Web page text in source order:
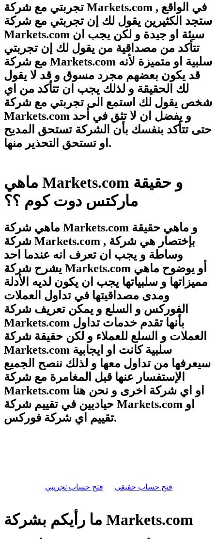
تجربتي مع شركة Markets.com , في الواقع
ستجد الكثيرين يقول لك إن تجربتي مع شركة
Markets.com سيئة او جيدة و لكن يجب ان
تتأكد من مصداقية من يقول لك إن تجربتي
مع شركة Markets.com سلبية او متميزة لأنه
قد يكون بعضهم مجرد مسوق و قد لا يقول
لك الحقيقة و لذلك يجب ان تتأكد من اي
شخص يقول لك استمع الى تجربتي مع شركة
Markets.com و يفضل ان لا تثق في أحد
حتى تتأكد بنفسك بأن الشركة تستحق المديح
او تستحق التحذير منها.
ماهي Markets.com و حقيقة
ماركتس دوت كوم ؟؟
ماهي شركة Markets.com و ماهي حقيقة
شركة Markets.com , بإختصار هي شركة
وساطة و يجب ان تعرف انه عندما احد
يشرح شركة Markets.com أو يوضوح ماهي
مميزاتها و سلبياتها يجب ان يكون لديه الأدلة
ومدى مصداقيتها في تداول العملات
الفوركس و السلع و يمكن تعريف شركة
Markets.com بأنها تقدم خدمات تداول
العملات و السلع للعملاء و لكن حقيقة شركة
Markets.com سلبية كانت او ايجابية
سيعرفها من تداول معها و لذلك ننصح الجميع
الإستفسار عنها قبل المغامرة مع شركة
Markets.com او اي شركة اخرى و نحن هنا
حياديين في تقييم شركة Markets.com او
تقييم اي شركة فوركس.
فتح حساب حقيقي فتح حساب تجريبي
ما رأيكم بشركة Markets.com